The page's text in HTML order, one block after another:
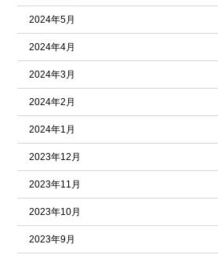
2024年5月
2024年4月
2024年3月
2024年2月
2024年1月
2023年12月
2023年11月
2023年10月
2023年9月